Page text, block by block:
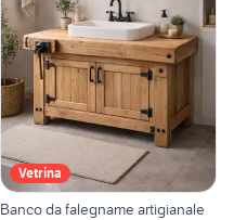
Vetrina
Banco da falegname artigianale